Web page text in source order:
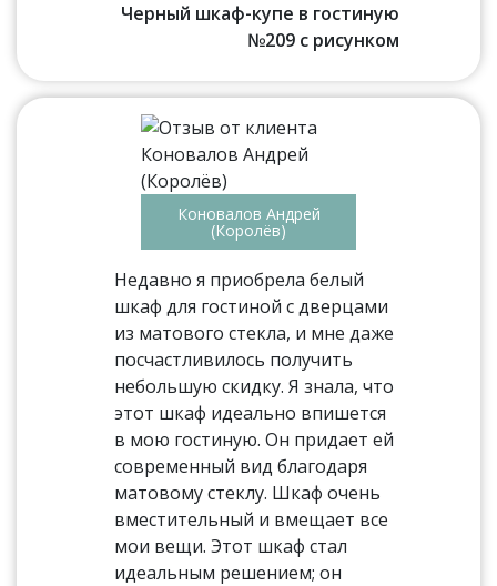
Черный шкаф-купе в гостиную
№209 с рисунком
Коновалов Андрей
(Королёв)
Недавно я приобрела белый
шкаф для гостиной с дверцами
из матового стекла, и мне даже
посчастливилось получить
небольшую скидку. Я знала, что
этот шкаф идеально впишется
в мою гостиную. Он придает ей
современный вид благодаря
матовому стеклу. Шкаф очень
вместительный и вмещает все
мои вещи. Этот шкаф стал
идеальным решением; он